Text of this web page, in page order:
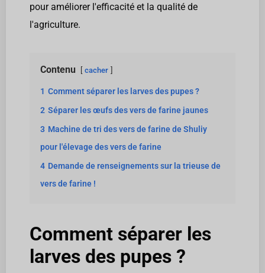
pour améliorer l'efficacité et la qualité de
l'agriculture.
Contenu cacher
1 Comment séparer les larves des pupes ?
2 Séparer les œufs des vers de farine jaunes
3 Machine de tri des vers de farine de Shuliy
pour l'élevage des vers de farine
4 Demande de renseignements sur la trieuse de
vers de farine !
Comment séparer les
larves des pupes ?